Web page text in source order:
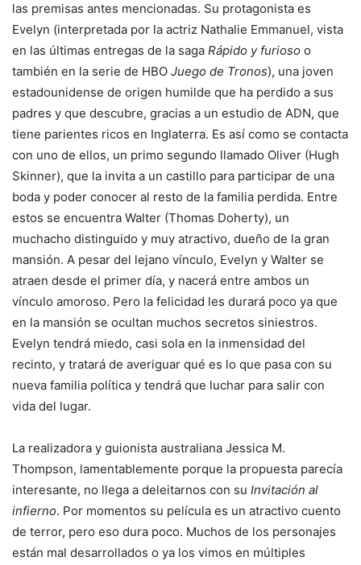
las premisas antes mencionadas. Su protagonista es
Evelyn (interpretada por la actriz Nathalie Emmanuel, vista
en las últimas entregas de la saga Rápido y furioso o
también en la serie de HBO Juego de Tronos), una joven
estadounidense de origen humilde que ha perdido a sus
padres y que descubre, gracias a un estudio de ADN, que
tiene parientes ricos en Inglaterra. Es así como se contacta
con uno de ellos, un primo segundo llamado Oliver (Hugh
Skinner), que la invita a un castillo para participar de una
boda y poder conocer al resto de la familia perdida. Entre
estos se encuentra Walter (Thomas Doherty), un
muchacho distinguido y muy atractivo, dueño de la gran
mansión. A pesar del lejano vínculo, Evelyn y Walter se
atraen desde el primer día, y nacerá entre ambos un
vínculo amoroso. Pero la felicidad les durará poco ya que
en la mansión se ocultan muchos secretos siniestros.
Evelyn tendrá miedo, casi sola en la inmensidad del
recinto, y tratará de averiguar qué es lo que pasa con su
nueva familia política y tendrá que luchar para salir con
vida del lugar.
La realizadora y guionista australiana Jessica M.
Thompson, lamentablemente porque la propuesta parecía
interesante, no llega a deleitarnos con su Invitación al
infierno. Por momentos su película es un atractivo cuento
de terror, pero eso dura poco. Muchos de los personajes
están mal desarrollados o ya los vimos en múltiples